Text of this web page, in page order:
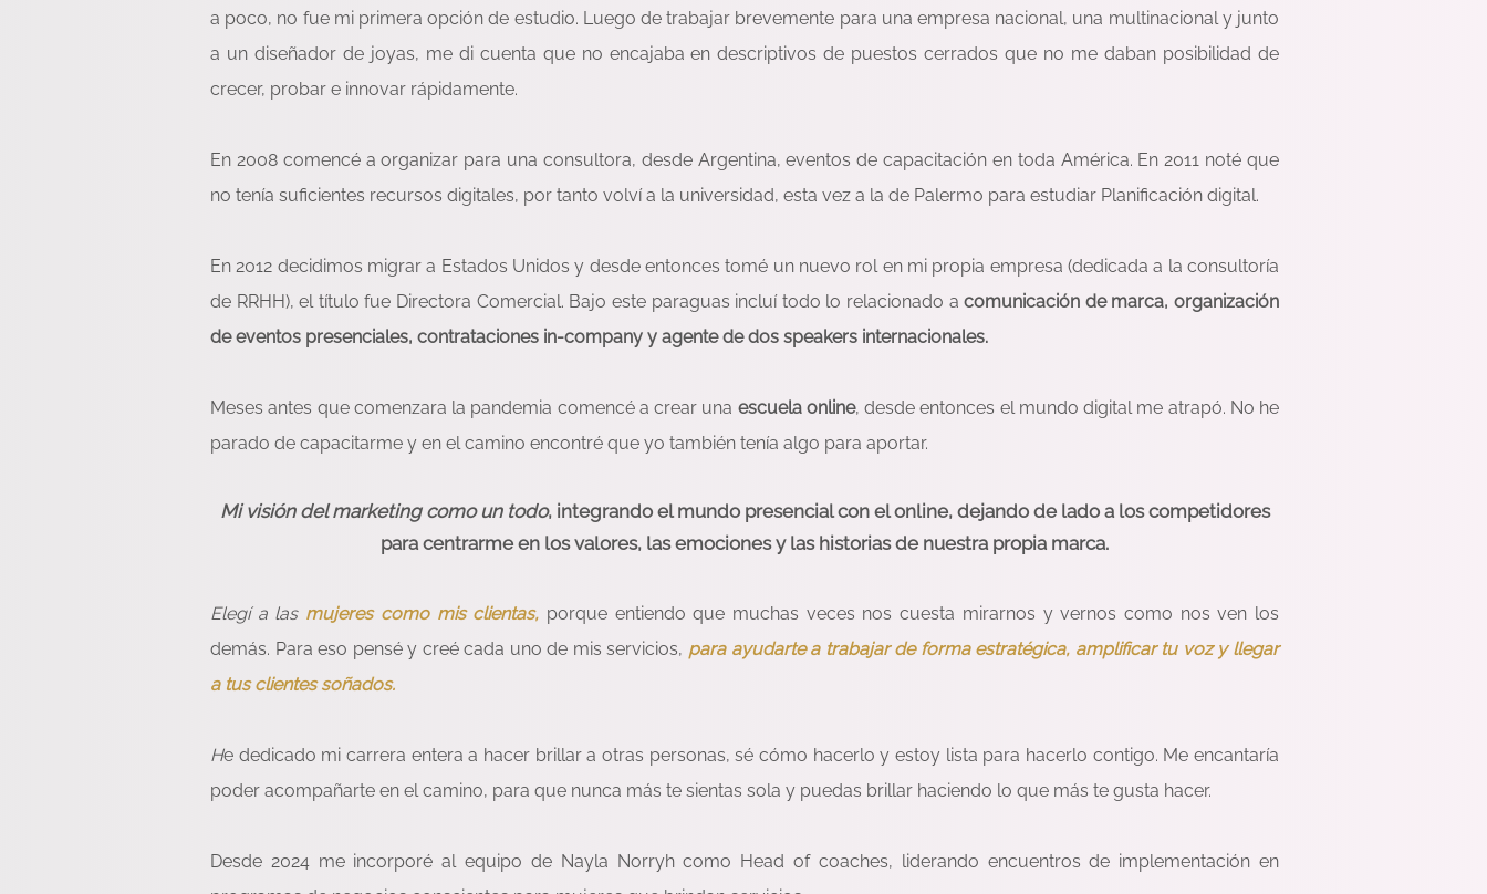
a poco, no fue mi primera opción de estudio. Luego de trabajar brevemente para una empresa nacional, una multinacional y junto
a un diseñador de joyas, me di cuenta que no encajaba en descriptivos de puestos cerrados que no me daban posibilidad de
crecer, probar e innovar rápidamente.
En 2008 comencé a organizar para una consultora, desde Argentina, eventos de capacitación en toda América. En 2011 noté que
no tenía suficientes recursos digitales, por tanto volví a la universidad, esta vez a la de Palermo para estudiar Planificación digital.
En 2012 decidimos migrar a Estados Unidos y desde entonces tomé un nuevo rol en mi propia empresa (dedicada a la consultoría
de RRHH), el título fue Directora Comercial. Bajo este paraguas incluí todo lo relacionado acomunicación de marca, organización
de eventos presenciales, contrataciones in-company y agente de dos speakers internacionales.
Meses antes que comenzara la pandemia comencé a crear una escuela online, desde entonces el mundo digital me atrapó. No he
parado de capacitarme y en el camino encontré que yo también tenía algo para aportar.
Mi visión del marketing como un todo, integrando el mundo presencial con el online, dejando de lado a los competidores
para centrarme en los valores, las emociones y las historias de nuestra propia marca.
Elegí a las mujeres como mis clientas, porque entiendo que muchas veces nos cuesta mirarnos y vernos como nos ven los
demás. Para eso pensé y creé cada uno de mis servicios, para ayudarte a trabajar de forma estratégica, amplificar tu voz y llegar
a tus clientes soñados.
He dedicado mi carrera entera a hacer brillar a otras personas, sé cómo hacerlo y estoy lista para hacerlo contigo. Me encantaría
poder acompañarte en el camino, para que nunca más te sientas sola y puedas brillar haciendo lo que más te gusta hacer.
Desde 2024 me incorporé al equipo de Nayla Norryh como Head of coaches, liderando encuentros de implementación en